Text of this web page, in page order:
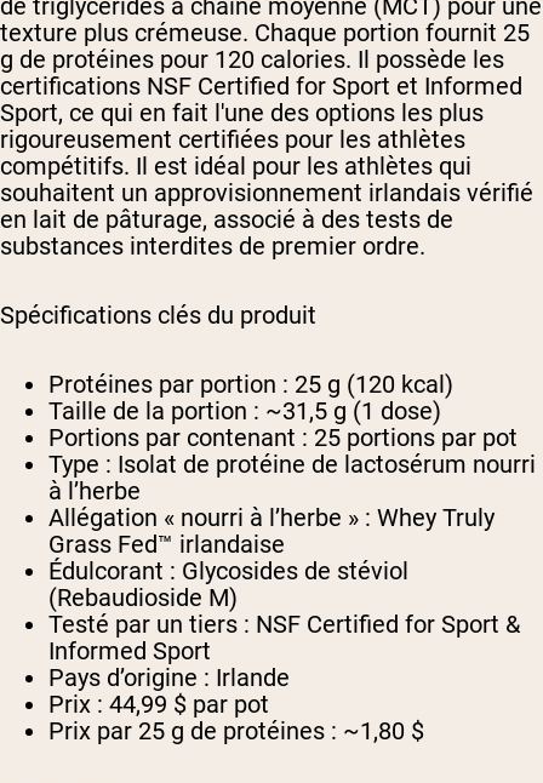
texture plus crémeuse. Chaque portion fournit 25
g de protéines pour 120 calories. Il possède les
certifications NSF Certified for Sport et Informed
Sport, ce qui en fait l'une des options les plus
rigoureusement certifiées pour les athlètes
compétitifs. Il est idéal pour les athlètes qui
souhaitent un approvisionnement irlandais vérifié
en lait de pâturage, associé à des tests de
substances interdites de premier ordre.
Spécifications clés du produit
Protéines par portion : 25 g (120 kcal)
Taille de la portion : ~31,5 g (1 dose)
Portions par contenant : 25 portions par pot
Type : Isolat de protéine de lactosérum nourri
à l’herbe
Allégation « nourri à l’herbe » : Whey Truly
Grass Fed™ irlandaise
Édulcorant : Glycosides de stéviol
(Rebaudioside M)
Testé par un tiers : NSF Certified for Sport &
Informed Sport
Pays d’origine : Irlande
Prix : 44,99 $ par pot
Prix par 25 g de protéines : ~1,80 $